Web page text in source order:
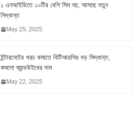
১ এনআইডিতে ১০টির বেশি সিম নয়, আসছে নতুন
সিদ্ধান্ত
May 25, 2025
ইন্টারনেটের খরচ কমাতে বিটিআরসির বড় সিদ্ধান্ত,
কমলো ব্যান্ডউইথের দাম
May 22, 2025